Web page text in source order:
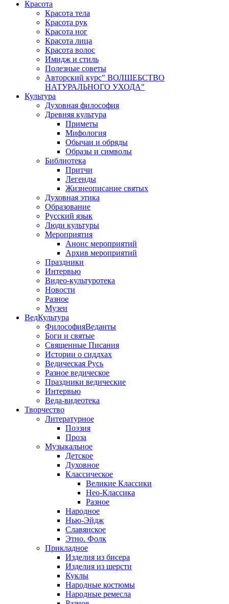
Красота
Красота тела
Красота рук
Красота ног
Красота лица
Красота волос
Имидж и стиль
Полезные советы
Авторский курс" ВОЛШЕБСТВО
НАТУРАЛЬНОГО УХОДА"
Культура
Духовная философия
Древняя культура
Приметы
Мифология
Обычаи и обряды
Образы и символы
Библиотека
Притчи
Легенды
Жизнеописание святых
Духовная этика
Образование
Русский язык
Люди культуры
Мероприятия
Анонс мероприятий
Архив мероприятий
Праздники
Интервью
Видео-культуротека
Новости
Разное
Музеи
ВедКультура
ФилософияВеданты
Боги и святые
Священные Писания
Истории о сиддхах
Ведическая Русь
Разное ведическое
Праздники ведические
Интервью
Веда-видеотека
Творчество
Литературное
Поэзия
Проза
Музыкальное
Детское
Духовное
Классическое
Великие Классики
Нео-Классика
Разное
Народное
Нью-Эйдж
Славянское
Этно. Фолк
Прикладное
Изделия из бисера
Изделия из шерсти
Куклы
Народные костюмы
Народные ремесла